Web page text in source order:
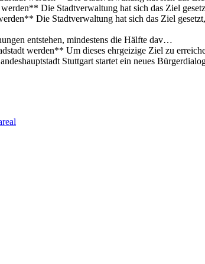
Die Stadtverwaltung hat sich das Ziel
Die Stadtverwaltung hat sich das Ziel
entstehen, mindestens die Hälfte dav…
werden** Um dieses ehrgeizige Ziel zu
Stuttgart startet ein neues